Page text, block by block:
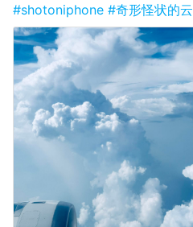
#shotoniphone #奇形怪状的云